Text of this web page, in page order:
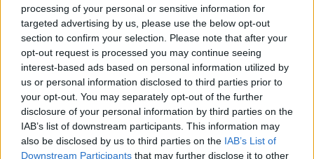
processing of your personal or sensitive information for
targeted advertising by us, please use the below opt-out
section to confirm your selection. Please note that after your
opt-out request is processed you may continue seeing
interest-based ads based on personal information utilized by
us or personal information disclosed to third parties prior to
your opt-out. You may separately opt-out of the further
disclosure of your personal information by third parties on the
IAB’s list of downstream participants. This information may
also be disclosed by us to third parties on the IAB’s List of
Downstream Participants that may further disclose it to other